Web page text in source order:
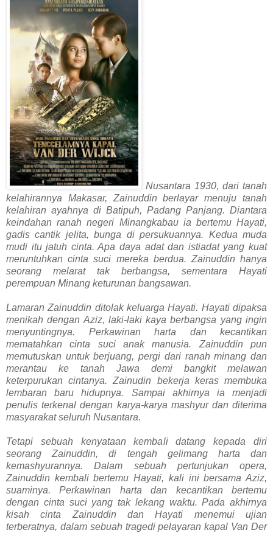
Nusantara 1930, dari tanah
kelahirannya Makasar, Zainuddin berlayar menuju tanah
kelahiran ayahnya di Batipuh, Padang Panjang. Diantara
keindahan ranah negeri Minangkabau ia bertemu Hayati,
gadis cantik jelita, bunga di persukuannya. Kedua muda
mudi itu jatuh cinta. Apa daya adat dan istiadat yang kuat
meruntuhkan cinta suci mereka berdua. Zainuddin hanya
seorang melarat tak berbangsa, sementara Hayati
perempuan Minang keturunan bangsawan.
Lamaran Zainuddin ditolak keluarga Hayati. Hayati dipaksa
menikah dengan Aziz, laki-laki kaya berbangsa yang ingin
menyuntingnya. Perkawinan harta dan kecantikan
mematahkan cinta suci anak manusia. Zainuddin pun
memutuskan untuk berjuang, pergi dari ranah minang dan
merantau ke tanah Jawa demi bangkit melawan
keterpurukan cintanya. Zainudin bekerja keras membuka
lembaran baru hidupnya. Sampai akhirnya ia menjadi
penulis terkenal dengan karya-karya mashyur dan diterima
masyarakat seluruh Nusantara.
Tetapi sebuah kenyataan kembali datang kepada diri
seorang Zainuddin, di tengah gelimang harta dan
kemashyurannya. Dalam sebuah pertunjukan opera,
Zainuddin kembali bertemu Hayati, kali ini bersama Aziz,
suaminya. Perkawinan harta dan kecantikan bertemu
dengan cinta suci yang tak lekang waktu. Pada akhirnya
kisah cinta Zainuddin dan Hayati menemui ujian
terberatnya, dalam sebuah tragedi pelayaran kapal Van Der